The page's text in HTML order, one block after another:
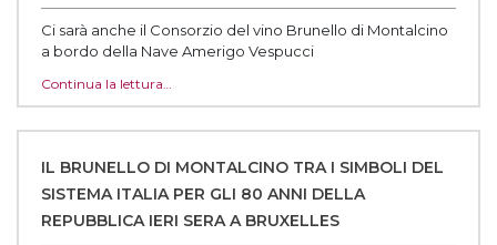
Ci sarà anche il Consorzio del vino Brunello di Montalcino
a bordo della Nave Amerigo Vespucci
Continua la lettura…
IL BRUNELLO DI MONTALCINO TRA I SIMBOLI DEL
SISTEMA ITALIA PER GLI 80 ANNI DELLA
REPUBBLICA IERI SERA A BRUXELLES